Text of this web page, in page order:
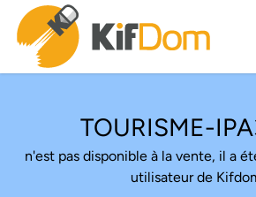
TOURISME-
n'est pas disponible à la vente, il a
utilisateur de